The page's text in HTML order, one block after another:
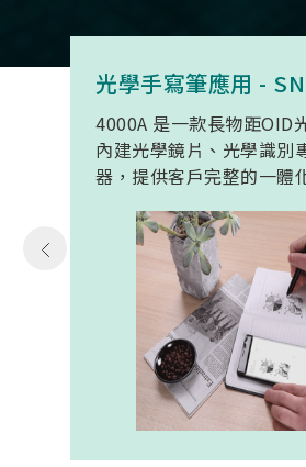
4000A 是一款長物距OID
內建光學鏡片、光學識別
器，提供客戶完整的一體
置開發。模組在保持小型
延伸了可用物距範圍，使
面更遠的位置仍精確讀取
內建的高幀率SoC，能確
的連續與準確。 透過4000A模組能有
效縮短客戶開發週期，並
裝置中仍維持高精度與穩
品能夠以最自然的方式，
位內容緊密連結。